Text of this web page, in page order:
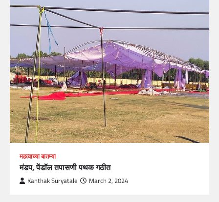
महत्वाच्या बातम्या
मंडप, पेंडॉल तपासणी पथक गठीत
Kanthak Suryatale March 2, 2024